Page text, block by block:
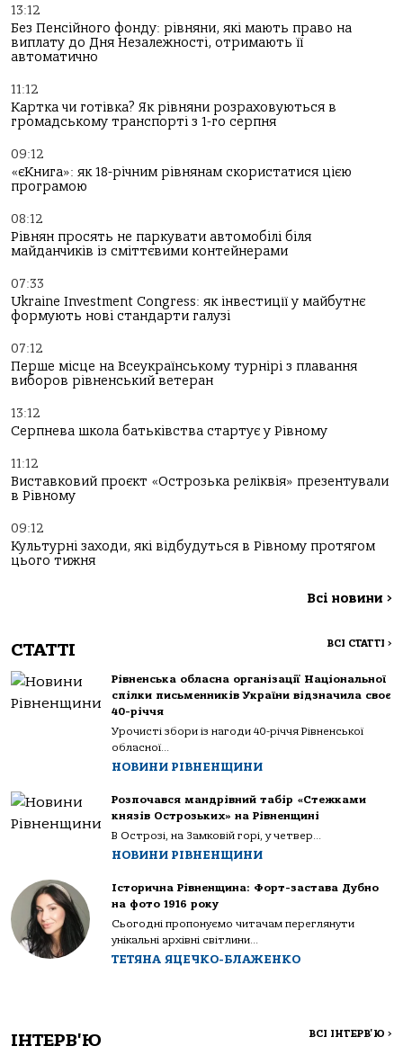
13:12
Без Пенсійного фонду: рівняни, які мають право на
виплату до Дня Незалежності, отримають її
автоматично
11:12
Картка чи готівка? Як рівняни розраховуються в
громадському транспорті з 1-го серпня
09:12
«єКнига»: як 18-річним рівнянам скористатися цією
програмою
08:12
Рівнян просять не паркувати автомобілі біля
майданчиків із сміттєвими контейнерами
07:33
Ukraine Investment Congress: як інвестиції у майбутнє
формують нові стандарти галузі
07:12
Перше місце на Всеукраїнському турнірі з плавання
виборов рівненський ветеран
13:12
Серпнева школа батьківства стартує у Рівному
11:12
Виставковий проєкт «Острозька реліквія» презентували
в Рівному
09:12
Культурні заходи, які відбудуться в Рівному протягом
цього тижня
Всі новини >
СТАТТІ ВСІ СТАТТІ >
Рівненська обласна організації Національної
спілки письменників України відзначила своє
40-річчя
Урочисті збори із нагоди 40-річчя Рівненської
обласної...
НОВИНИ РІВНЕНЩИНИ
Розпочався мандрівний табір «Стежками
князів Острозьких» на Рівненщині
В Острозі, на Замковій горі, у четвер...
НОВИНИ РІВНЕНЩИНИ
Історична Рівненщина: Форт-застава Дубно
на фото 1916 року
Сьогодні пропонуємо читачам переглянути
унікальні архівні світлини...
ТЕТЯНА ЯЦЕЧКО-БЛАЖЕНКО
ІНТЕРВ'Ю ВСІ ІНТЕРВ'Ю >